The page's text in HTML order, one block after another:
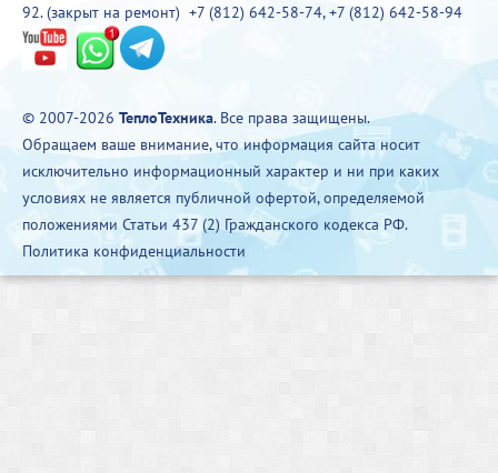
92. (закрыт на ремонт) +7 (812) 642-58-74,+7 (812) 642-58-94
© 2007-2026 ТеплоТехника. Все права защищены.
Обращаем ваше внимание, что информация сайта носит
исключительно информационный характер и ни при каких
условиях не является публичной офертой, определяемой
положениями Статьи 437 (2) Гражданского кодекса РФ.
Политика конфиденциальности